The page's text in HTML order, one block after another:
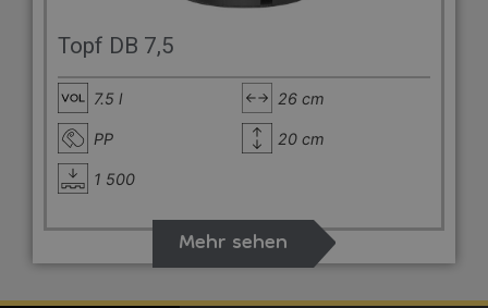
Topf DB 7,5
7.5 l 26 cm
PP 20 cm
1 500
Mehr sehen